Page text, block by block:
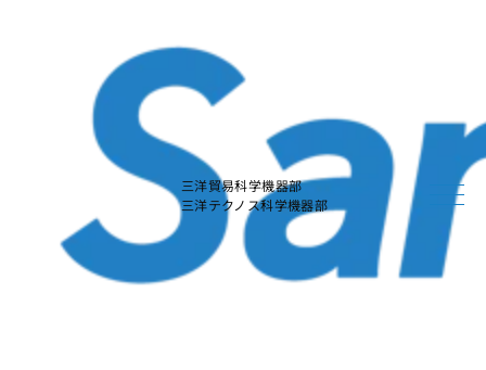
三洋貿易科学機器部
三洋テクノス科学機器部